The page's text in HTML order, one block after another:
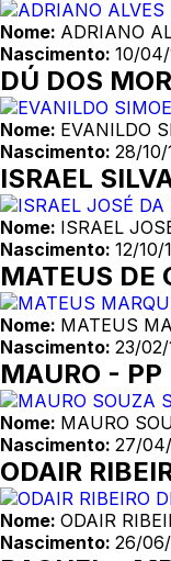
Nome: ADRIANO
Nascimento: 10/
DÚ DOS
Nome: EVANILDO
Nascimento: 28/10/
ISRAEL
Nome: ISRAEL
Nascimento: 12/10/
MATEUS DE
Nome: MATEUS
Nascimento: 23/
MAURO - PP
Nome: MAURO
Nascimento: 27/
ODAIR
Nome: ODAIR
Nascimento: 26/